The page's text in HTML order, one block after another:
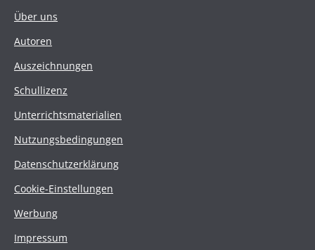
Über uns
Autoren
Auszeichnungen
Schullizenz
Unterrichtsmaterialien
Nutzungsbedingungen
Datenschutzerklärung
Cookie-Einstellungen
Werbung
Impressum